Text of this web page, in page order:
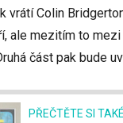
vrátí Colin
ale mezitím to
část pak bude
PŘEČTĚTE SI TAKÉ